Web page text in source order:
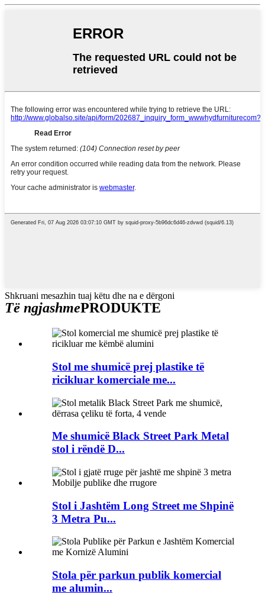
Shkruani mesazhin tuaj këtu dhe na e dërgoni
Të ngjashmePRODUKTE
Stol me shumicë prej plastike të
ricikluar komerciale me...
Me shumicë Black Street Park Metal
stol i rëndë D...
Stol i Jashtëm Long Street me Shpinë
3 Metra Pu...
Stola për parkun publik komercial
me alumin...